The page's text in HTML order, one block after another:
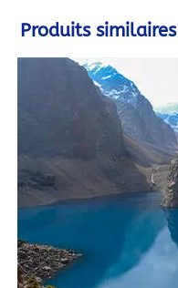
Produits similaires